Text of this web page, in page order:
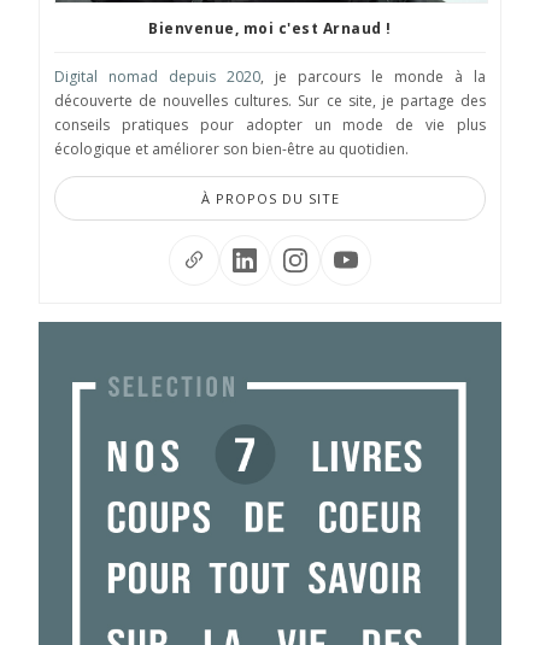
Bienvenue, moi c'est Arnaud !
Digital nomad depuis 2020, je parcours le monde à la
découverte de nouvelles cultures. Sur ce site, je partage des
conseils pratiques pour adopter un mode de vie plus
écologique et améliorer son bien-être au quotidien.
À PROPOS DU SITE